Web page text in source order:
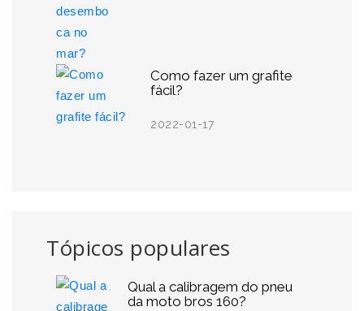
Como fazer um grafite
fácil?
2022-01-17
Tópicos populares
Qual a calibragem do pneu
da moto bros 160?